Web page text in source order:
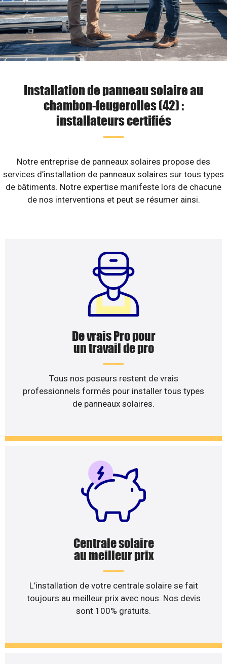
Installation de panneau solaire au
chambon-feugerolles (42) :
installateurs certifiés
Notre entreprise de panneaux solaires propose des
services d’installation de panneaux solaires sur tous types
de bâtiments. Notre expertise manifeste lors de chacune
de nos interventions et peut se résumer ainsi.
De vrais Pro pour
un travail de pro
Tous nos poseurs restent de vrais
professionnels formés pour installer tous types
de panneaux solaires.
Centrale solaire
au meilleur prix
L’installation de votre centrale solaire se fait
toujours au meilleur prix avec nous. Nos devis
sont 100% gratuits.